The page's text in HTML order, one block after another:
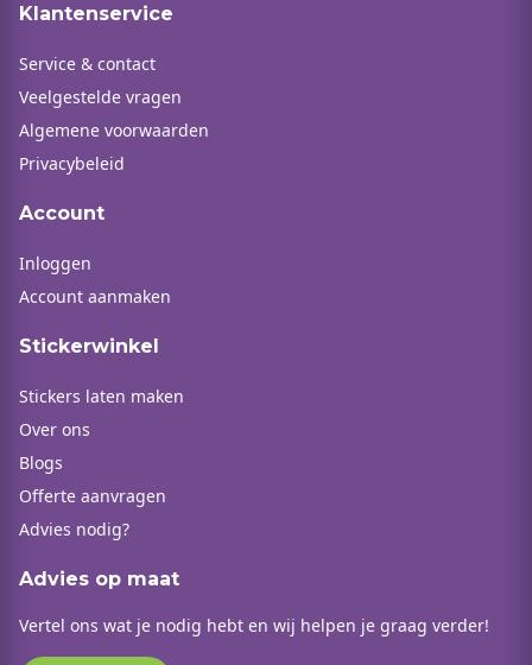
Klantenservice
Service & contact
Veelgestelde vragen
Algemene voorwaarden
Privacybeleid
Account
Inloggen
Account aanmaken
Stickerwinkel
Stickers laten maken
Over ons
Blogs
Offerte aanvragen
Advies nodig?
Advies op maat
Vertel ons wat je nodig hebt en wij helpen je graag verder!